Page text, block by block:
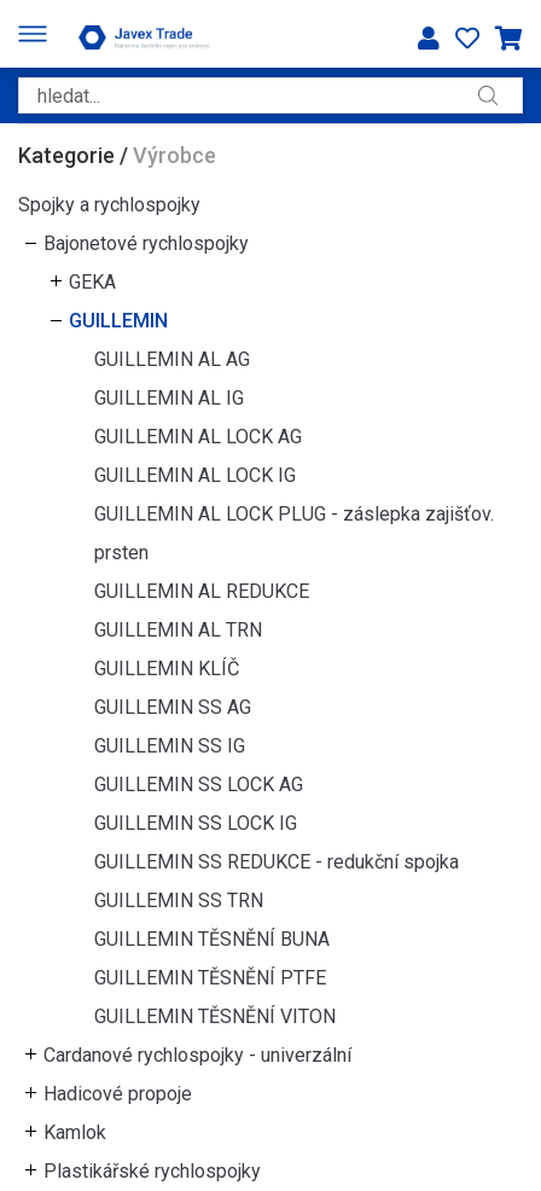
Kategorie /Výrobce
Spojky a rychlospojky
Bajonetové rychlospojky
GEKA
GUILLEMIN
GUILLEMIN AL AG
GUILLEMIN AL IG
GUILLEMIN AL LOCK AG
GUILLEMIN AL LOCK IG
GUILLEMIN AL LOCK PLUG - záslepka zajišťov.
prsten
GUILLEMIN AL REDUKCE
GUILLEMIN AL TRN
GUILLEMIN KLÍČ
GUILLEMIN SS AG
GUILLEMIN SS IG
GUILLEMIN SS LOCK AG
GUILLEMIN SS LOCK IG
GUILLEMIN SS REDUKCE - redukční spojka
GUILLEMIN SS TRN
GUILLEMIN TĚSNĚNÍ BUNA
GUILLEMIN TĚSNĚNÍ PTFE
GUILLEMIN TĚSNĚNÍ VITON
Cardanové rychlospojky - univerzální
Hadicové propoje
Kamlok
Plastikářské rychlospojky